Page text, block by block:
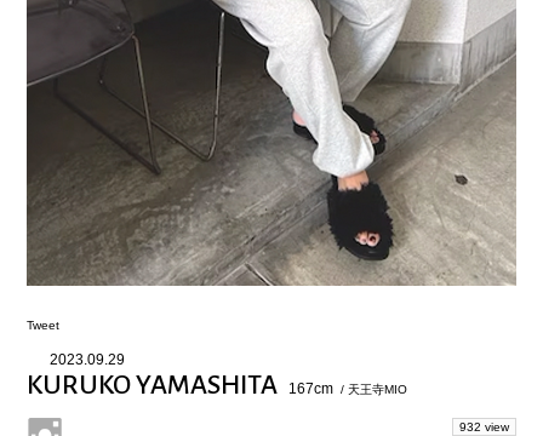
Tweet
2023.09.29
KURUKO YAMASHITA 167cm / 天王寺MIO
932 view